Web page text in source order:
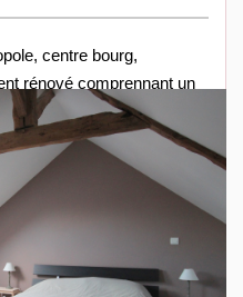
centre bourg,
rénové comprennant un
d'environ 50m²
deux pièces et d'un cellier
rénové de 50 m²
d'une entrée, d'un séjour
salle d'eau, toilettes,